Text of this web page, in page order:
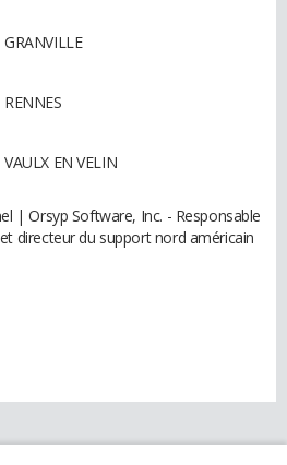
EN VELIN
| Orsyp Software, Inc. - Responsable
directeur du support nord américain